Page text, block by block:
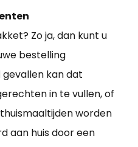
Zo ja, dan kunt u
bestelling
kan dat
in te vullen, of
worden
aan huis door een